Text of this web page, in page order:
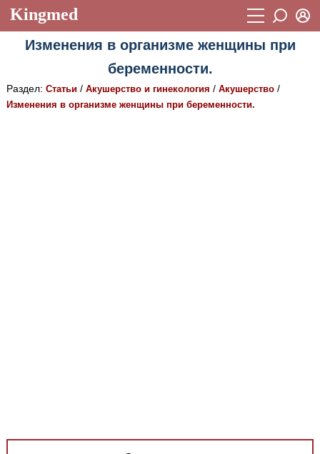
Kingmed
Учебный материал
Фотогалерея (1906)
Пароль
Изменения в организме женщины при
беременности.
Раздел: Статьи/ Акушерство и гинекология / Акушерство/
Изменения в организме женщины при беременности.